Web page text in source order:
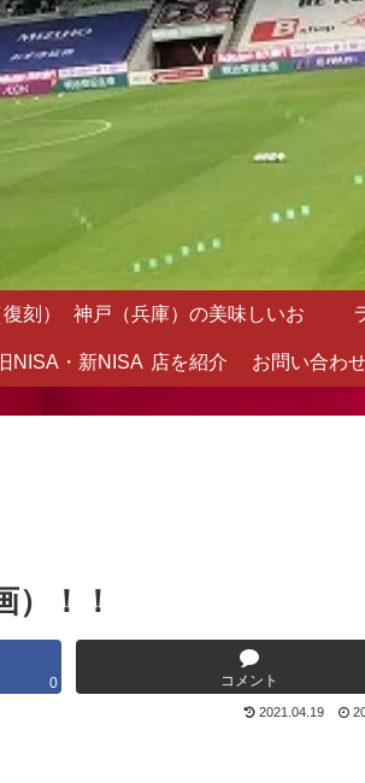
刻） 神戸（兵庫）の美味しいお
店を紹介
旧NISA・新NISA お問い合わ
！！
0 コメント
2021.04.19